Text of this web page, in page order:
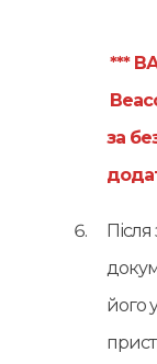
***
за
його